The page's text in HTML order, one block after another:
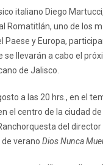
italiano Diego
Romatitlán, uno de los
Paese y Europa,
se llevarán a cabo el
de Jalisco.
a las 20 hrs., en el
el centro de la ciudad
del director
verano Dios Nunca